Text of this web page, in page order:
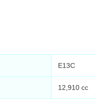
E13C
12,910 cc